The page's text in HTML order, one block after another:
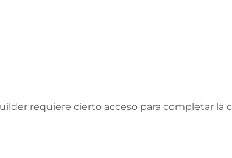
requiere cierto acceso para completar la